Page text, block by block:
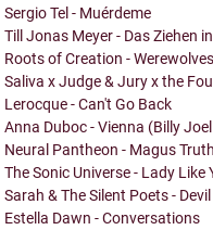
Sergio Tel - Muérdeme
Till Jonas Meyer - Das Ziehen
Roots of Creation -
Saliva x Judge & Jury x the
Lerocque - Can't Go Back
Anna Duboc - Vienna (Billy
Neural Pantheon - Magus Truth
The Sonic Universe - Lady Like
Sarah & The Silent Poets -
Estella Dawn - Conversations